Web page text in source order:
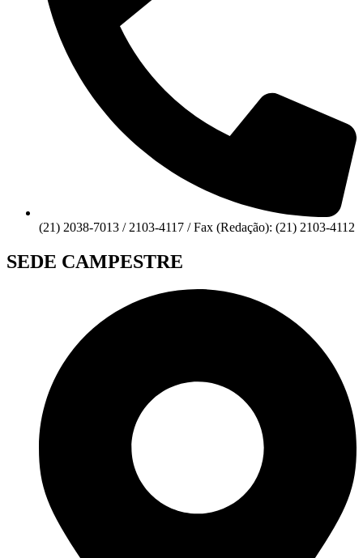
(21) 2038-7013 / 2103-4117 / Fax (Redação): (21) 2103-4112
SEDE CAMPESTRE